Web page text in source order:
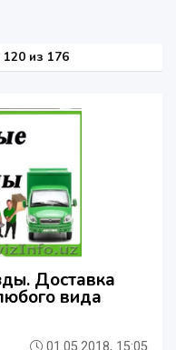
из 176
Доставка
вида
01.05.2018, 15:05